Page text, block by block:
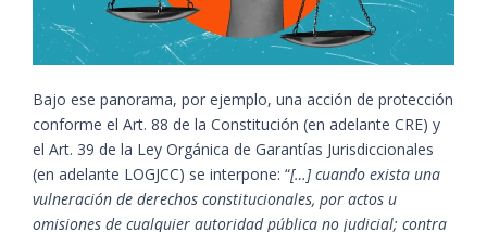
Bajo ese panorama, por ejemplo, una acción de protección
conforme el Art. 88 de la Constitución (en adelante CRE) y
el Art. 39 de la Ley Orgánica de Garantías Jurisdiccionales
(en adelante LOGJCC) se interpone: “[…] cuando exista una
vulneración de derechos constitucionales, por actos u
omisiones de cualquier autoridad pública no judicial; contra